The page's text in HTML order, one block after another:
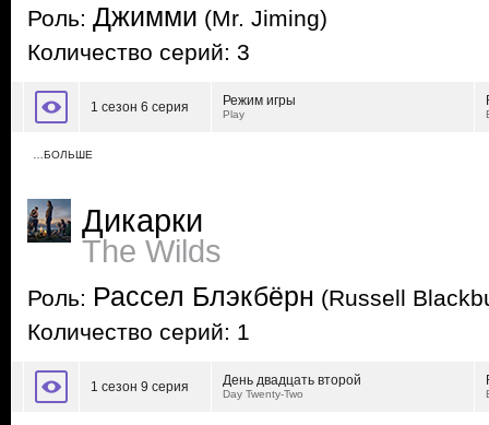
Роль: Джимми (Mr. Jiming)
Количество серий: 3
1 сезон 6 серия Режим игры
Play
…БОЛЬШЕ
Дикарки
The Wilds
Роль: Рассел Блэкбёрн (Russell
Количество серий: 1
1 сезон 9 серия День двадцать второй
Day Twenty-Two